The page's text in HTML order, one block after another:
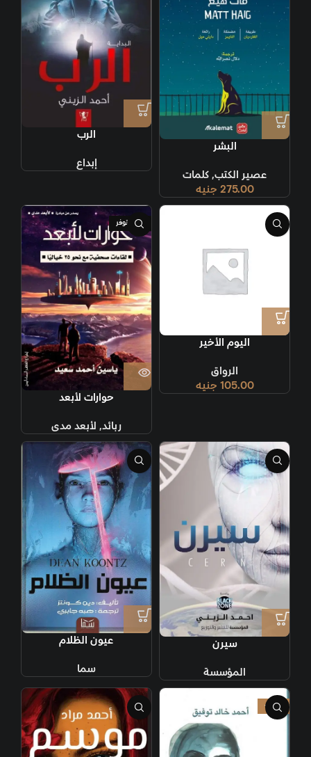
البشر
عصير الكتب,كلمات
275.00 جنيه
الرب
إبداع
اليوم الأخير
الرواق
105.00 جنيه
غير متوفر
حوارات لأبعد
ربائد, لأبعد مدى
سيرن
المؤسسة
عيون الظلام
سما
-25%